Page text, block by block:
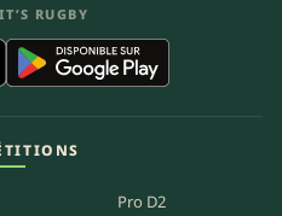
RUGBY
Pro D2